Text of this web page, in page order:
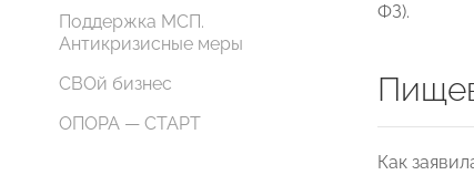
Поддержка МСП.
Антикризисные меры
СВОй бизнес
ОПОРА — СТАРТ
ФЗ).
Как